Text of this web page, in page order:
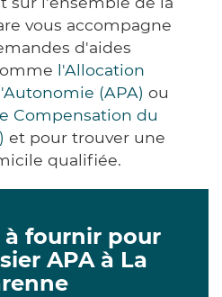
vous accompagne
d'aides
l'Allocation
(APA) ou
Compensation du
et pour trouver une
qualifiée.
à fournir pour
APA à La